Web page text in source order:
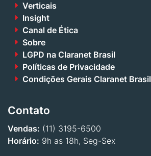
Verticais
Insight
Canal de Ética
Sobre
LGPD na Claranet Brasil
Políticas de Privacidade
Condições Gerais Claranet Brasil
Contato
Vendas: (11) 3195-6500
Horário: 9h as 18h, Seg-Sex